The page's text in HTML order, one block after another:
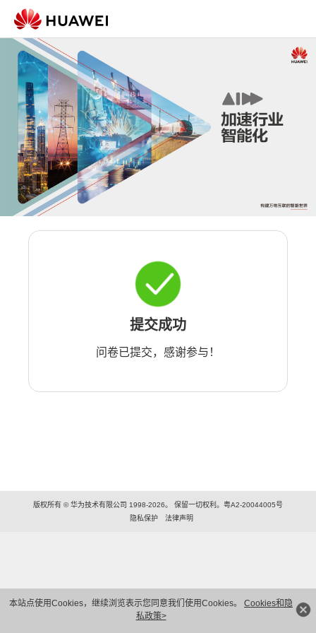
本站点使用Cookies，继续浏览表示您同意我们使用Cookies。 Cookies和隐
私政策>
提交成功
问卷已提交，感谢参与！
版权所有 © 华为技术有限公司 1998-2026。 保留一切权利。粤A2-20044005号
隐私保护
法律声明